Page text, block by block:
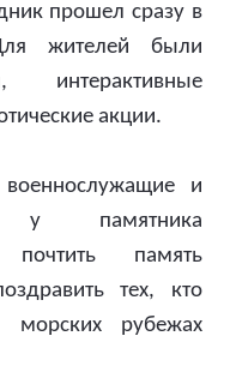
прошел сразу в
жителей были
интерактивные
акции.
и
у памятника
память
тех, кто
морских рубежах